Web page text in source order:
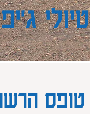
טיולי
טופס הרשמה לטיול